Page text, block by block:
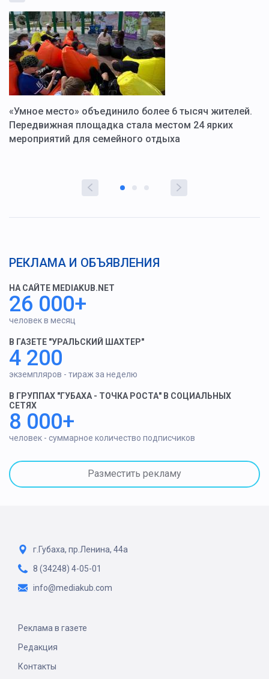
«Умное место» объединило более 6 тысяч жителей.
Передвижная площадка стала местом 24 ярких
мероприятий для семейного отдыха
РЕКЛАМА И ОБЪЯВЛЕНИЯ
НА САЙТЕ MEDIAKUB.NET
26 000+
человек в месяц
В ГАЗЕТЕ "УРАЛЬСКИЙ ШАХТЕР"
4 200
экземпляров - тираж за неделю
В ГРУППАХ "ГУБАХА - ТОЧКА РОСТА" В СОЦИАЛЬНЫХ
СЕТЯХ
8 000+
человек - суммарное количество подписчиков
Разместить рекламу
г.Губаха, пр.Ленина, 44а
8 (34248) 4-05-01
info@mediakub.com
Реклама в газете
Редакция
Контакты